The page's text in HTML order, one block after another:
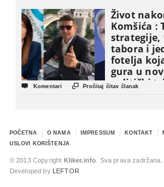
Život
Komšića :
strategije,
tabora i
fotelja
gura u
politički
 Komentari  Pročitaj čitav članak
POČETNA O NAMA IMPRESSUM KONTAKT
USLOVI KORIŠTENJA
© 2013 Copyright Kliker.info . Sva prava zadržana.
Developed by
LEFTOR